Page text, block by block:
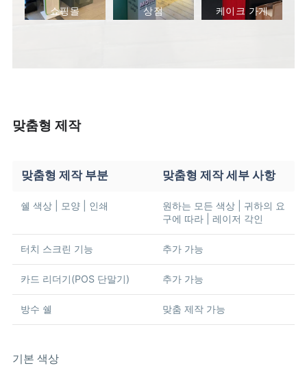
쇼핑몰 상점 케이크 가게
맞춤형 제작
맞춤형 제작 부분 맞춤형 제작 세부 사항
쉘 색상 | 모양 | 인쇄
원하는 모든 색상 | 귀하의 요
구에 따라 | 레이저 각인
터치 스크린 기능 추가 가능
카드 리더기(POS 단말기) 추가 가능
방수 쉘 맞춤 제작 가능
기본 색상